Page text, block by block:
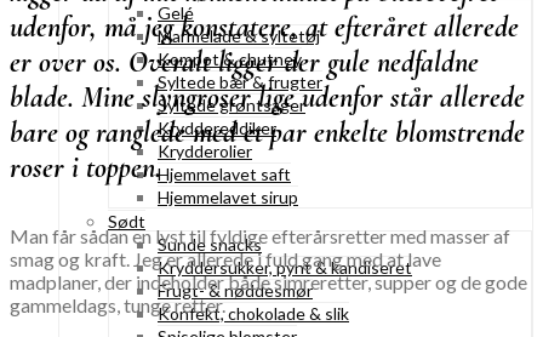
Gelé
Marmelade & syltetøj
Kompot & chutney
Syltede bær & frugter
Syltede grøntsager
Kryddereddiker
Krydderolier
Hjemmelavet saft
Hjemmelavet sirup
Sødt
Sunde snacks
Kryddersukker, pynt & kandiseret
Frugt- & nøddesmør
Konfekt, chokolade & slik
udenfor, må jeg konstatere, at efteråret allerede
er over os. Overalt ligger der gule nedfaldne
blade. Mine slyngroser lige udenfor står allerede
bare og ranglede med et par enkelte blomstrende
roser i toppen.
Man får sådan en lyst til fyldige efterårsretter med masser af
smag og kraft. Jeg er allerede i fuld gang med at lave
madplaner, der indeholder både simreretter, supper og de gode
gammeldags, tunge retter.